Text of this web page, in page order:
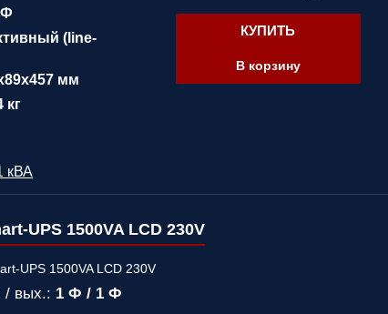
Ф
(line-
мм
кг
кВА
КУПИТЬ
В корзину
UPS 1500VA LCD 230V
/ вых.: 1 Ф / 1 Ф